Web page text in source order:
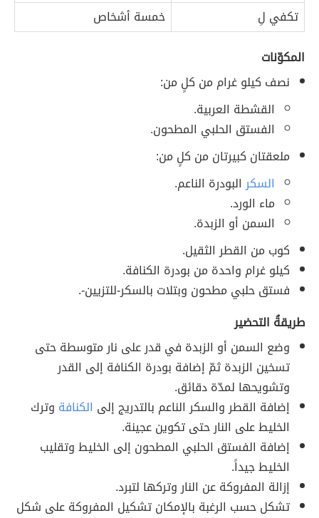
تكفي لِ
خمسة أشخاص
المكوّنات
نصف كيلو غرام من كلٍ من:
القشطة العربية.
الفستق الحلبي المطحون.
ملعقتان كبيرتان من كلٍ من:
السكرالبودرة الناعم.
ماء الورد.
السمن أو الزبدة.
كوب من القطر الثقيل.
كيلو غرام واحدة من بودرة الكنافة.
فستق حلبي مطحون وبتلات بالسكر-للتزيين-.
طريقةُ التحضير
وضع السمن أو الزبدة في قدر على نار متوسطة حتى
تسخين الزبدة ثمّ إضافة بودرة الكنافة إلى القدر
وتشويحها لمدّة دقائق.
إضافة القطر والسكر الناعم بالتدريج إلى الكنافة وترك
الخليط على النار حتى تكوين عجينة.
إضافة الفستق الحلبي المطحون إلى الخليط وتقليب
الخليط جيداً.
إزالة المفروكة عن النار وتركها لتبرد.
تشكل حسب الرغبة بالإمكان تشكيل المفروكة على شكل